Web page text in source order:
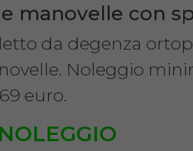
manovelle con
da degenza
Noleggio
euro.